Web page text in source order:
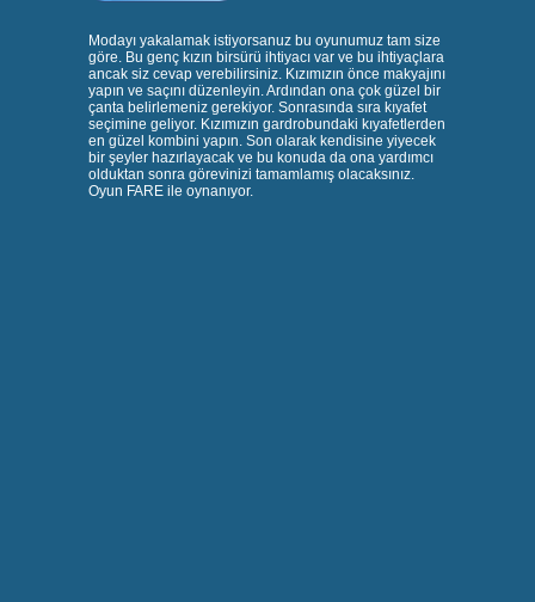
Modayı yakalamak istiyorsanuz bu oyunumuz tam size
göre. Bu genç kızın birsürü ihtiyacı var ve bu ihtiyaçlara
ancak siz cevap verebilirsiniz. Kızımızın önce makyajını
yapın ve saçını düzenleyin. Ardından ona çok güzel bir
çanta belirlemeniz gerekiyor. Sonrasında sıra kıyafet
seçimine geliyor. Kızımızın gardrobundaki kıyafetlerden
en güzel kombini yapın. Son olarak kendisine yiyecek
bir şeyler hazırlayacak ve bu konuda da ona yardımcı
olduktan sonra görevinizi tamamlamış olacaksınız.
Oyun FARE ile oynanıyor.